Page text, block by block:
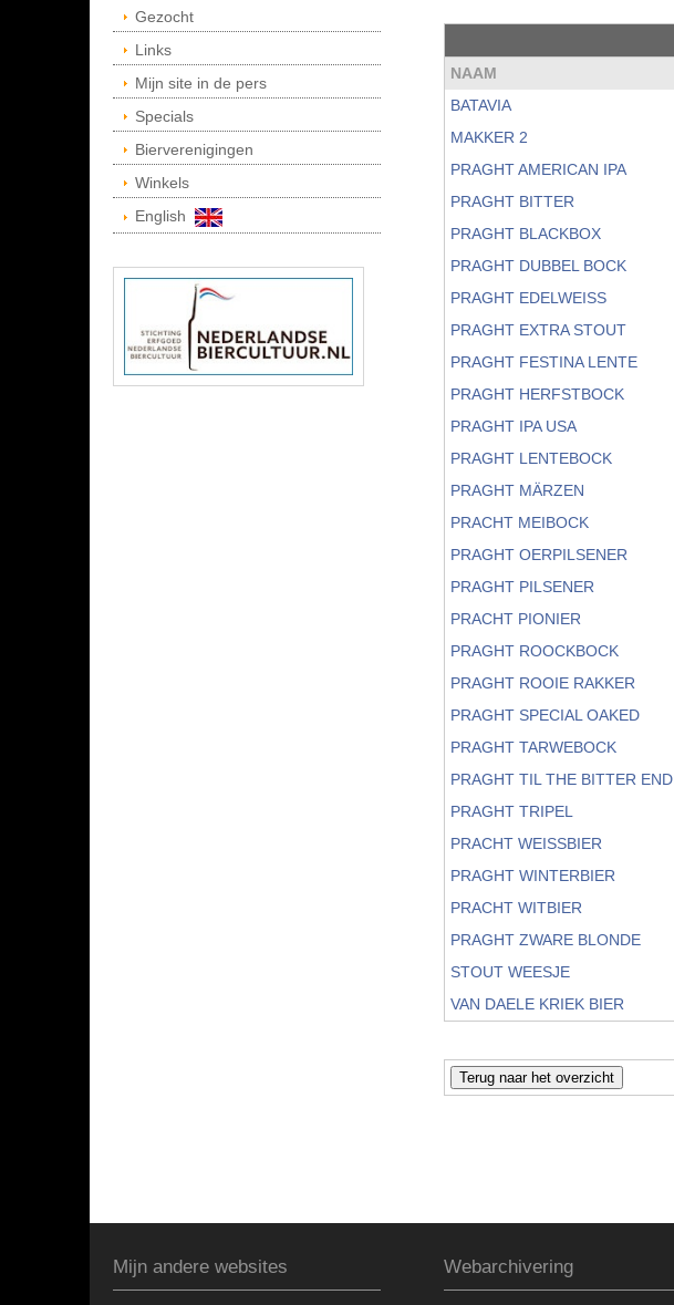
Gezocht
Links
Mijn site in de pers
Specials
Bierverenigingen
Winkels
English
NAAM
BATAVIA
MAKKER 2
PRAGHT AMERICAN IPA
PRAGHT BITTER
PRAGHT BLACKBOX
PRAGHT DUBBEL BOCK
PRAGHT EDELWEISS
PRAGHT EXTRA STOUT
PRAGHT FESTINA LENTE
PRAGHT HERFSTBOCK
PRAGHT IPA USA
PRAGHT LENTEBOCK
PRAGHT MÄRZEN
PRACHT MEIBOCK
PRAGHT OERPILSENER
PRAGHT PILSENER
PRACHT PIONIER
PRAGHT ROOCKBOCK
PRAGHT ROOIE RAKKER
PRAGHT SPECIAL OAKED
PRAGHT TARWEBOCK
PRAGHT TIL THE BITTER END
PRAGHT TRIPEL
PRACHT WEISSBIER
PRAGHT WINTERBIER
PRACHT WITBIER
PRAGHT ZWARE BLONDE
STOUT WEESJE
VAN DAELE KRIEK BIER
Mijn andere websites Webarchivering